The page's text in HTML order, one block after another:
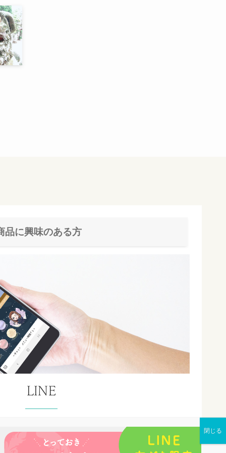
品に興味のある方
LINE
アカウントを使って鑑定予約